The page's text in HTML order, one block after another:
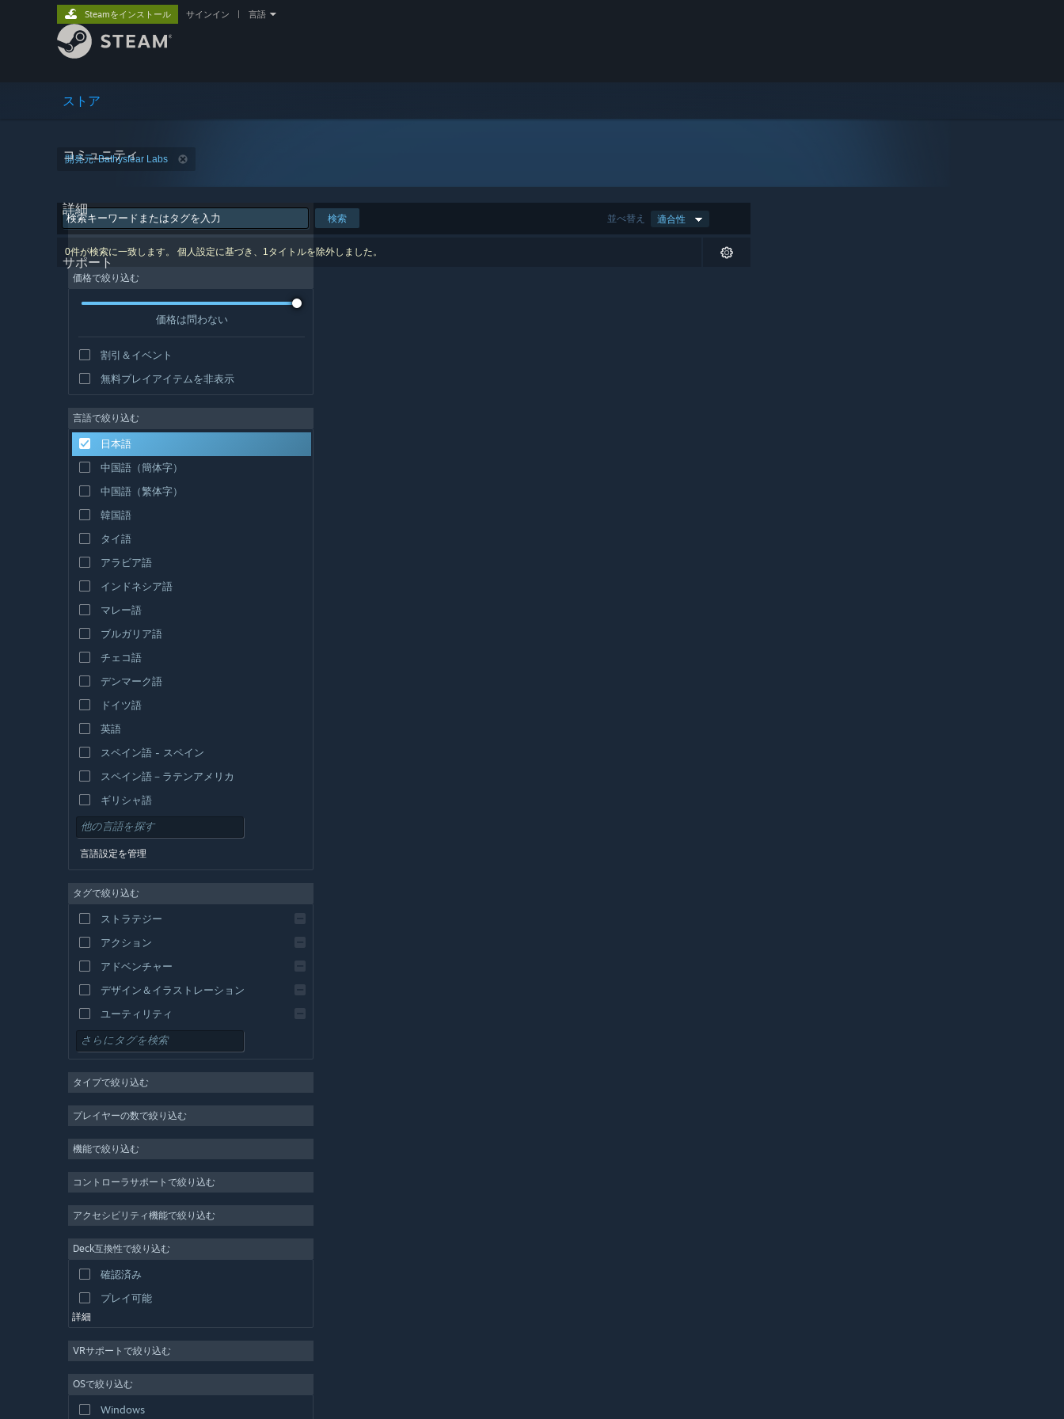
ストア
コミュニティ
詳細
サポート
Steamをインストール サインイン 言語
開発元: Bathysfear Labs
並べ替え 適合性
検索
0件が検索に一致します。 個人設定に基づき、1タイトルを除外しました。
価格で絞り込む
価格は問わない
割引＆イベント
無料プレイアイテムを非表示
言語で絞り込む
日本語
中国語（簡体字）
中国語（繁体字）
韓国語
タイ語
アラビア語
インドネシア語
マレー語
ブルガリア語
チェコ語
デンマーク語
ドイツ語
英語
スペイン語 - スペイン
スペイン語－ラテンアメリカ
ギリシャ語
言語設定を管理
タグで絞り込む
ストラテジー
アクション
アドベンチャー
デザイン＆イラストレーション
ユーティリティ
無料プレイ
MMO
インディー
カジュアル
シミュレーション
動画制作
写真編集
タイプで絞り込む
プレイヤーの数で絞り込む
機能で絞り込む
コントローラサポートで絞り込む
アクセシビリティ機能で絞り込む
Deck互換性で絞り込む
確認済み
プレイ可能
詳細
VRサポートで絞り込む
OSで絞り込む
Windows